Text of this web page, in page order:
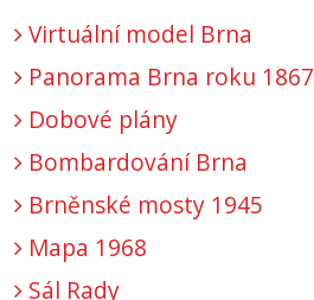
Virtuální model Brna
Panorama Brna roku 1867
Dobové plány
Bombardování Brna
Brněnské mosty 1945
Mapa 1968
Sál Rady